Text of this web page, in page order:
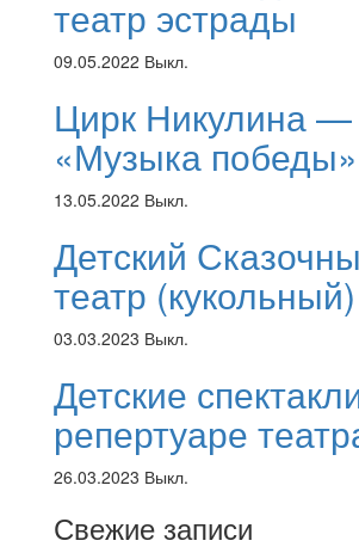
театр эстрады
09.05.2022 Выкл.
Цирк Никулина —
«Музыка победы»
13.05.2022 Выкл.
Детский
театр (кукольный)
03.03.2023 Выкл.
Детские
репертуаре
26.03.2023 Выкл.
Свежие записи